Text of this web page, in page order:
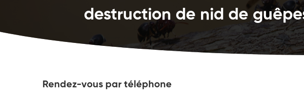
destruction de nid de
Rendez-vous par téléphone